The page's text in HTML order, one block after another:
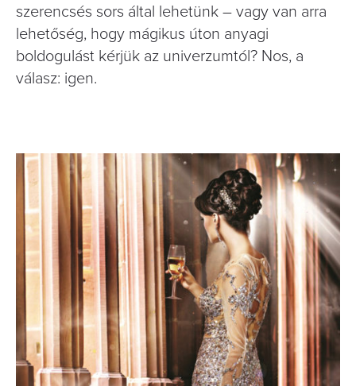
szerencsés sors által lehetünk – vagy van arra
lehetőség, hogy mágikus úton anyagi
boldogulást kérjük az univerzumtól? Nos, a
válasz: igen.